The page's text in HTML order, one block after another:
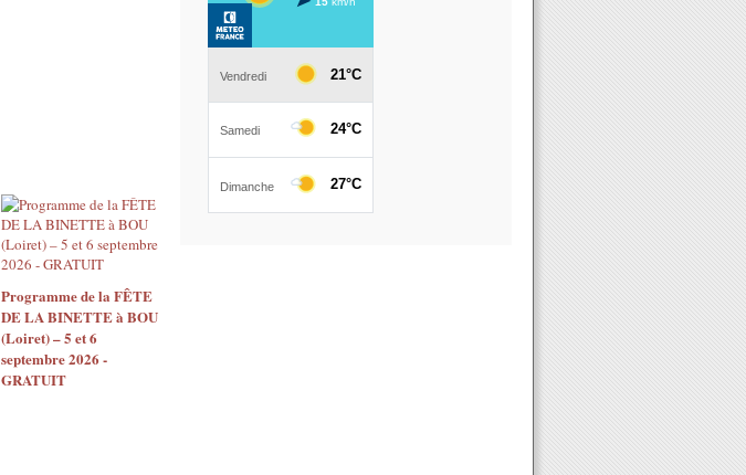
Programme de la FÊTE
DE LA BINETTE à BOU
(Loiret) – 5 et 6
septembre 2026 -
GRATUIT